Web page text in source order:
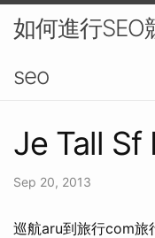
如何進行SEO
seo
Je Tall Sf
Sep 20, 2013
巡航aru到旅行com旅